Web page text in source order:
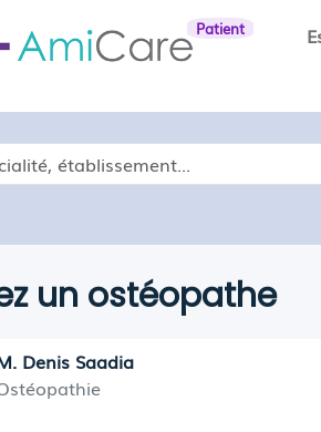
Patient
établissement...
un ostéopathe
Denis Saadia